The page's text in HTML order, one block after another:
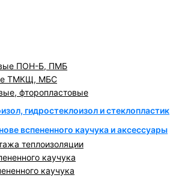
ПОН-Б, ПМБ
ТМКЩ, МБС
фторопластовые
гидростеклоизол и стеклопластик
вспененного каучука и аксессуары
теплоизоляции
каучука
каучука